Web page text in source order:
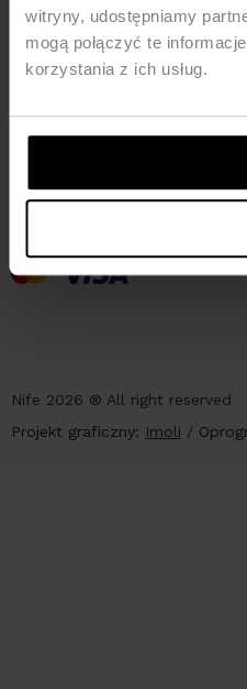
witryny, udostępniamy
mogą połączyć te
korzystania z ich usług.
PŁATNOŚCI
Nife 2026 ® All right reserved
Projekt graficzny: Imoli /